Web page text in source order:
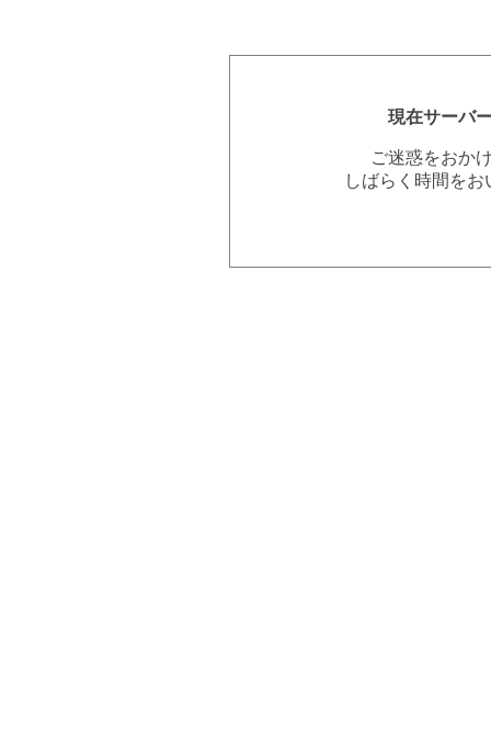
現在サーバ
ご迷惑をおか
しばらく時間を